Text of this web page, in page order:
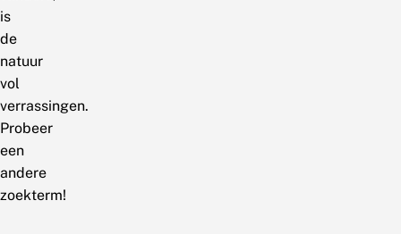
is
de
natuur
vol
verrassingen.
Probeer
een
andere
zoekterm!